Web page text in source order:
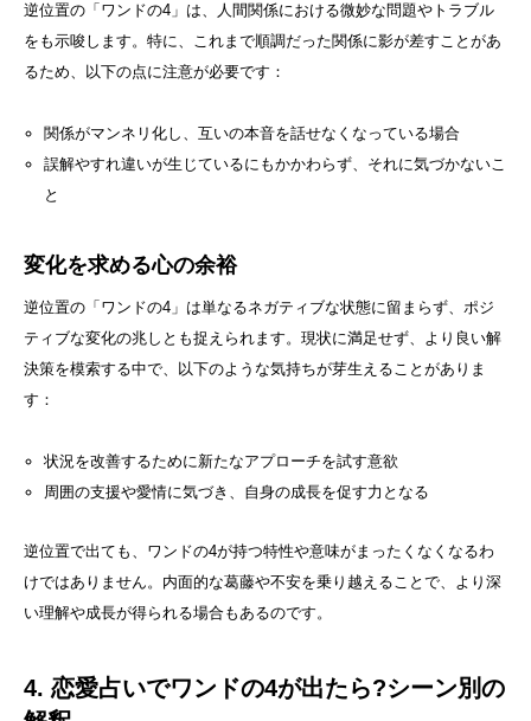
逆位置の「ワンドの4」は、人間関係における微妙な問題やトラブル
をも示唆します。特に、これまで順調だった関係に影が差すことがあ
るため、以下の点に注意が必要です：
関係がマンネリ化し、互いの本音を話せなくなっている場合
誤解やすれ違いが生じているにもかかわらず、それに気づかないこ
と
変化を求める心の余裕
逆位置の「ワンドの4」は単なるネガティブな状態に留まらず、ポジ
ティブな変化の兆しとも捉えられます。現状に満足せず、より良い解
決策を模索する中で、以下のような気持ちが芽生えることがありま
す：
状況を改善するために新たなアプローチを試す意欲
周囲の支援や愛情に気づき、自身の成長を促す力となる
逆位置で出ても、ワンドの4が持つ特性や意味がまったくなくなるわ
けではありません。内面的な葛藤や不安を乗り越えることで、より深
い理解や成長が得られる場合もあるのです。
4. 恋愛占いでワンドの4が出たら?シーン別の